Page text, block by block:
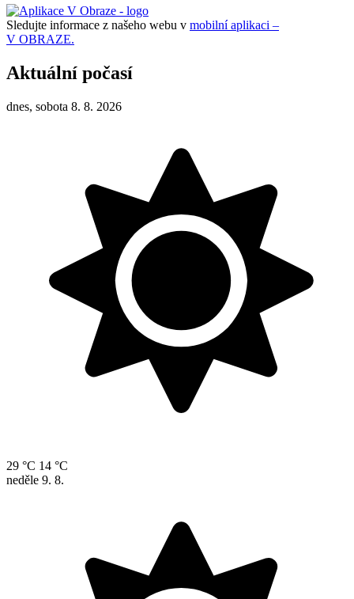
Sledujte informace z našeho webu v mobilní aplikaci –
V OBRAZE.
Aktuální počasí
dnes, sobota 8. 8. 2026
29 °C 14 °C
neděle 9. 8.